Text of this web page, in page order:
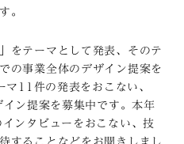
。
をテーマとして発表、そのテ
の事業全体のデザイン提案を
11件の発表をおこない、
ン提案を募集中です。本年
ンタビューをおこない、技
することなどをお聞きしまし